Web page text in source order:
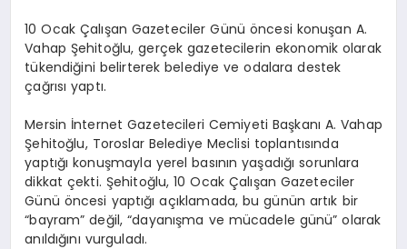
10 Ocak Çalışan Gazeteciler Günü öncesi konuşan A.
Vahap Şehitoğlu, gerçek gazetecilerin ekonomik olarak
tükendiğini belirterek belediye ve odalara destek
çağrısı yaptı.
Mersin İnternet Gazetecileri Cemiyeti Başkanı A. Vahap
Şehitoğlu, Toroslar Belediye Meclisi toplantısında
yaptığı konuşmayla yerel basının yaşadığı sorunlara
dikkat çekti. Şehitoğlu, 10 Ocak Çalışan Gazeteciler
Günü öncesi yaptığı açıklamada, bu günün artık bir
“bayram” değil, “dayanışma ve mücadele günü” olarak
anıldığını vurguladı.